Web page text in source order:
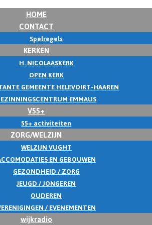
HOME
CONTACT
Spelregels
KERKEN
H. NICOLAASKERK
OPEN KERK
GEMEENTE HELEVOIRT-HAAREN
EMMAUS
V55+
55+ activiteiten
ZORG/WELZIJN
WELZIJN VUGHT
EN GEBOUWEN
GEZONDHEID / ZORG
JEUGD / JONGEREN
OUDEREN
/ EVENEMENTEN
wijkradio